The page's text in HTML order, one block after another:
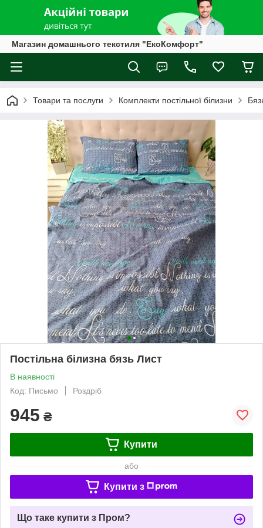
Магазин домашнього текстиля "ЕкоКомфорт"
Товари та послуги Комплекти постільної білизни
Постільна білизна бязь Лист
В наявності
Код: Письмо
Роздріб
945 ₴
Купити
або
Купити з
Що таке купити з Пром?